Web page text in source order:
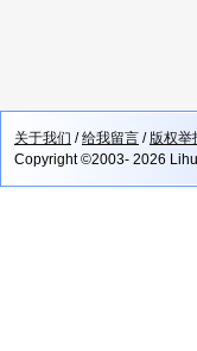
关于我们 /给我留言 /版权举
Copyright ©2003- 2026